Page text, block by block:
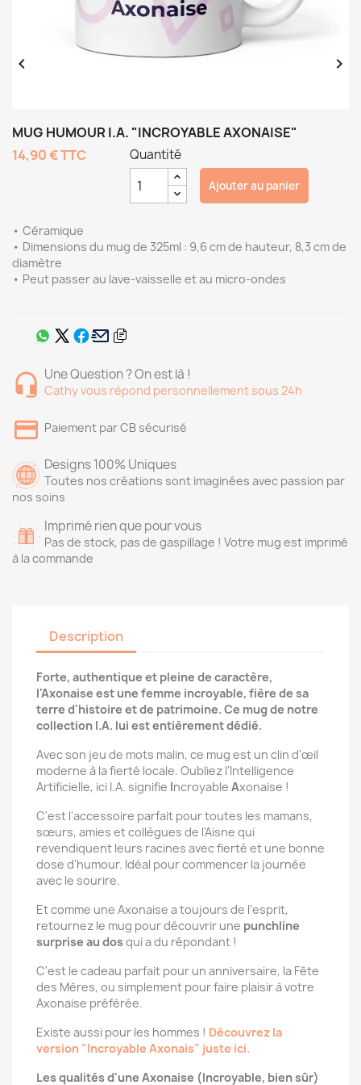
 
MUG HUMOUR I.A. "INCROYABLE AXONAISE"
14,90 €TTC
• Céramique
• Dimensions du mug de 325ml : 9,6 cm de hauteur, 8,3 cm de
diamètre
• Peut passer au lave-vaisselle et au micro-ondes
Quantité
Ajouter au panier
Une Question ? On est là !
Cathy vous répond personnellement sous 24h
Paiement par CB sécurisé
Designs 100% Uniques
Toutes nos créations sont imaginées avec passion par
nos soins
Imprimé rien que pour vous
Pas de stock, pas de gaspillage ! Votre mug est imprimé
à la commande
Description
Forte, authentique et pleine de caractère,
l'Axonaise est une femme incroyable, fière de sa
terre d'histoire et de patrimoine. Ce mug de notre
collection I.A. lui est entièrement dédié.
Avec son jeu de mots malin, ce mug est un clin d'œil
moderne à la fierté locale. Oubliez l'Intelligence
Artificielle, ici I.A. signifie Incroyable Axonaise !
C'est l'accessoire parfait pour toutes les mamans,
sœurs, amies et collègues de l'Aisne qui
revendiquent leurs racines avec fierté et une bonne
dose d'humour. Idéal pour commencer la journée
avec le sourire.
Et comme une Axonaise a toujours de l'esprit,
retournez le mug pour découvrir une punchline
surprise au dosqui a du répondant !
C'est le cadeau parfait pour un anniversaire, la Fête
des Mères, ou simplement pour faire plaisir à votre
Axonaise préférée.
Existe aussi pour les hommes ! Découvrez la
version "Incroyable Axonais" juste ici.
Les qualités d'une Axonaise (Incroyable, bien sûr)